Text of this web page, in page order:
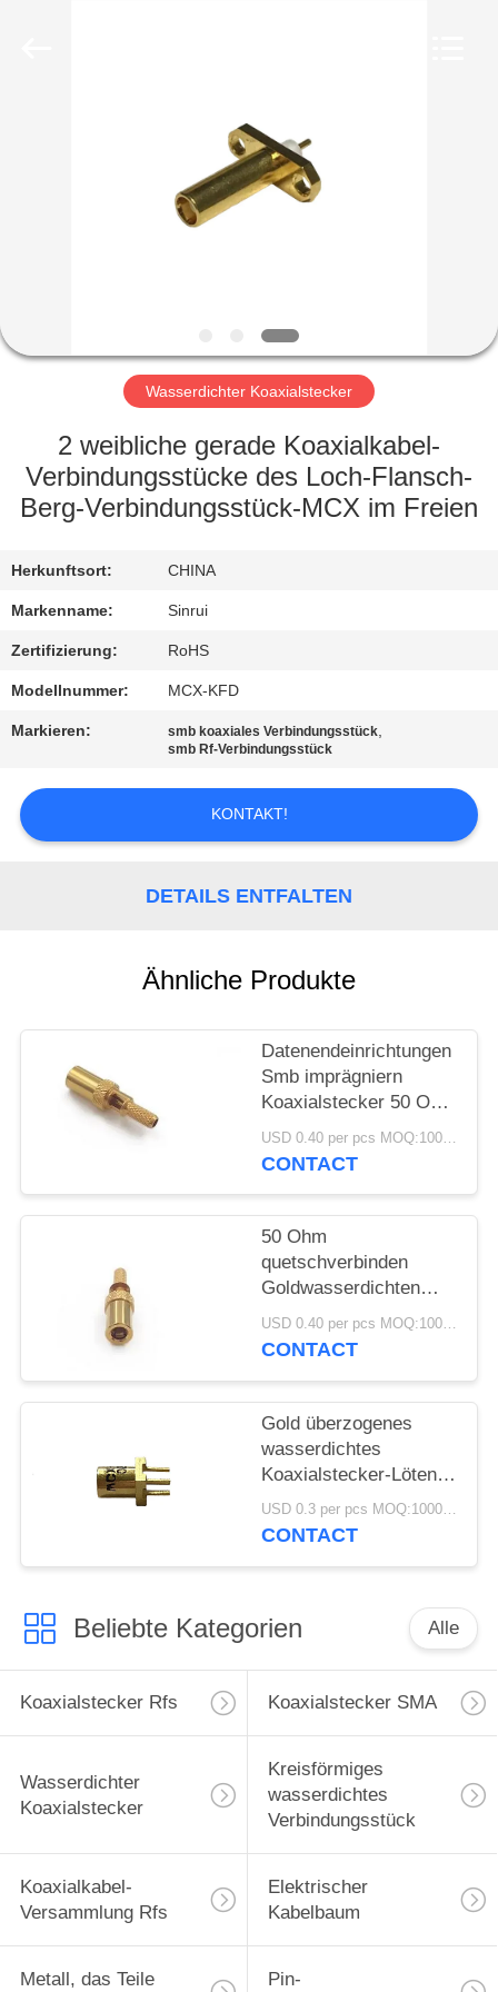
PRODUKTE
FABRIK-
AUSFLUG
QUALITÄTSKONTROLLE
SIE
MIT
UNS
IN
VERBINDUNG
FORDERN
SIE
PRIVACY
POLICY
Wasserdichter Koaxialstecker
2 weibliche gerade Koaxialkabel-
Verbindungsstücke des Loch-Flansch-
Berg-Verbindungsstück-MCX im Freien
Herkunftsort: CHINA
Markenname: Sinrui
Zertifizierung: RoHS
Modellnummer: MCX-KFD
Markieren: smb koaxiales Verbindungsstück,
smb Rf-Verbindungsstück
KONTAKT!
DETAILS ENTFALTEN
Ähnliche Produkte
Datenendeinrichtungen
Smb imprägniern
Koaxialstecker 50 Ohm
Falz-für Kabel
USD 0.40 per pcs MOQ:1000 PC
CONTACT
50 Ohm
quetschverbinden
Goldwasserdichten
Koaxialstecker gerade
180 Grad
USD 0.40 per pcs MOQ:1000 PC
CONTACT
Gold überzogenes
wasserdichtes
Koaxialstecker-Löten
Rfs des
Koaxialstecker-MCX
USD 0.3 per pcs MOQ:1000 PC
CONTACT
Beliebte Kategorien Alle
Koaxialstecker Rfs Koaxialstecker SMA
Wasserdichter
Koaxialstecker
Kreisförmiges
wasserdichtes
Verbindungsstück
Koaxialkabel-
Versammlung Rfs
Elektrischer
Kabelbaum
Metall, das Teile Pin-